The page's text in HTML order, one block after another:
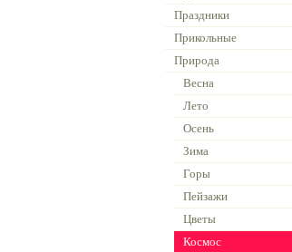
Праздники
Прикольные
Природа
Весна
Лето
Осень
Зима
Горы
Пейзажи
Цветы
Космос